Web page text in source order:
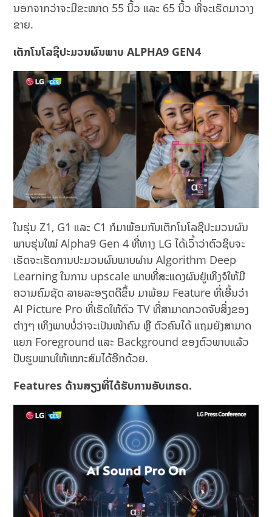
ນອກຈາກວ່າຈະມີຂະໜາດ 55 ນິ້ວ ແລະ 65 ນິ້ວ ທີ່ຈະເຮັດມາວາງ
ຂາຍ.
ເຕັກໂນໂລຊີປະມວນຜົນພາບALPHA9 GEN4
ໃນຮຸ່ນ Z1, G1 ແລະ C1 ກໍມາພ້ອມກັບເຕັກໂນໂລຊີປະມວນຜົນ
ພາບຮຸ່ນໃໝ່ Alpha9 Gen 4 ທີ່ທາງ LG ໄດ້ເວົ້າວ່າຕົວຊິບຈະ
ເຮັດຈະເຮັດການປະມວນຜົນພາບຜ່ານ Algorithm Deep
Learning ໃນການ upscale ພາບທີ່ສະແດງຜົນຢູ່ເທິງຈໍໃຫ້ມີ
ຄວາມຄົມຊັດ ລາຍລະອຽດດີຂຶ້ນ ມາພ້ອມ Feature ທີ່ເອີ້ນວ່າ
AI Picture Pro ທີ່ເຮັດໃຫ້ຕົວ TV ທີ່ສາມາດກວດຈັບສິ່ງຂອງ
ຕ່າງໆ ເທິງພາບບໍ່ວ່າຈະເປັນໜ້າຄົນ ຫຼື ຕົວຄົນໄດ້ ແຖມຍັງສາມາດ
ແຍກ Foreground ແລະ Background ຂອງຕົວພາບແລ້ວ
ປັບຮູບພາບໃຫ້ເໝາະສົມໄດ້ອີກດ້ວຍ.
Features ດ້ານສຽງທີ່ໄດ້ຮັບການອັບເກຣດ.